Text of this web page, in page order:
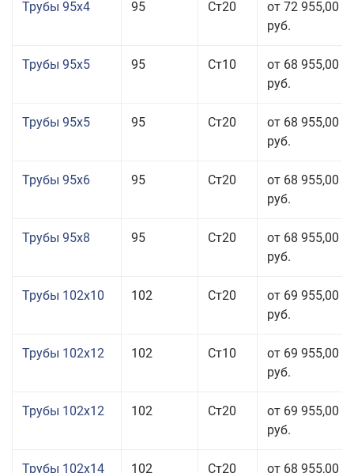
Трубы 95x4 95 Ст20
от 72 955,00
руб.
Трубы 95x5 95 Ст10
от 68 955,00
руб.
Трубы 95x5 95 Ст20
от 68 955,00
руб.
Трубы 95x6 95 Ст20
от 68 955,00
руб.
Трубы 95x8 95 Ст20
от 68 955,00
руб.
Трубы 102x10 102 Ст20
от 69 955,00
руб.
Трубы 102x12 102 Ст10
от 69 955,00
руб.
Трубы 102x12 102 Ст20
от 69 955,00
руб.
Трубы 102x14 102 Ст20 от 68 955,00